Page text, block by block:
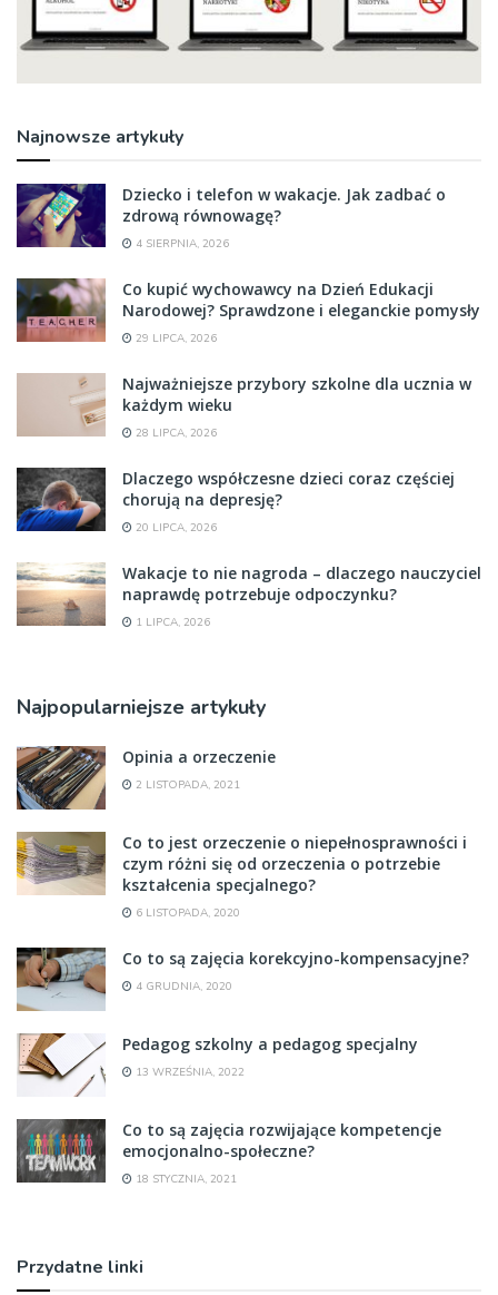
Najnowsze artykuły
Dziecko i telefon w wakacje. Jak zadbać o
zdrową równowagę?
4 SIERPNIA, 2026
Co kupić wychowawcy na Dzień Edukacji
Narodowej? Sprawdzone i eleganckie pomysły
29 LIPCA, 2026
Najważniejsze przybory szkolne dla ucznia w
każdym wieku
28 LIPCA, 2026
Dlaczego współczesne dzieci coraz częściej
chorują na depresję?
20 LIPCA, 2026
Wakacje to nie nagroda – dlaczego nauczyciel
naprawdę potrzebuje odpoczynku?
1 LIPCA, 2026
Najpopularniejsze artykuły
Opinia a orzeczenie
2 LISTOPADA, 2021
Co to jest orzeczenie o niepełnosprawności i
czym różni się od orzeczenia o potrzebie
kształcenia specjalnego?
6 LISTOPADA, 2020
Co to są zajęcia korekcyjno-kompensacyjne?
4 GRUDNIA, 2020
Pedagog szkolny a pedagog specjalny
13 WRZEŚNIA, 2022
Co to są zajęcia rozwijające kompetencje
emocjonalno-społeczne?
18 STYCZNIA, 2021
Przydatne linki